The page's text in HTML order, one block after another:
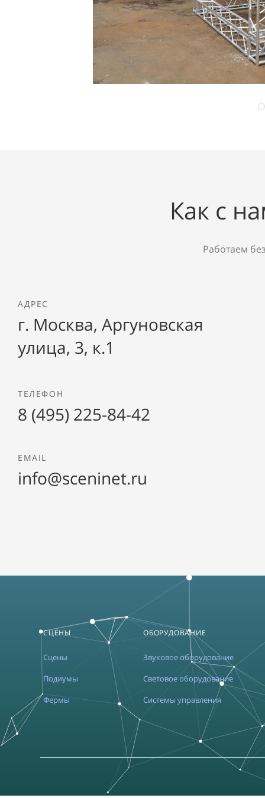
Как с
Работаем
АДРЕС
г. Москва, Аргуновская
улица, 3, к.1
ТЕЛЕФОН
8 (495) 225-84-42
EMAIL
info@sceninet.ru
СЦЕНЫ
Сцены
Подиумы
Фермы
ОБОРУДОВАНИЕ
Звуковое оборудование
Световое оборудование
Системы управления